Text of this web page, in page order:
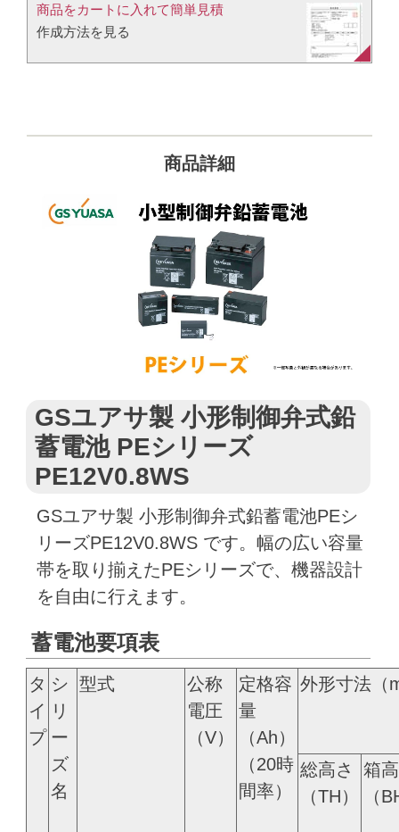
商品をカートに入れて簡単見積​
作成方法を見る​​
商品詳細
GSユアサ製 小形制御弁式鉛
蓄電池 PEシリーズ
PE12V0.8WS
GSユアサ製 小形制御弁式鉛蓄電池PEシ
リーズPE12V0.8WS です。幅の広い容量
帯を取り揃えたPEシリーズで、機器設計
を自由に行えます。
蓄電池要項表
タ
イ
プ
シ
リ
ー
ズ
名
型式
公称
電圧
（V）
定格容
量
（Ah）
（20時
間率）
外形寸法（
総高さ
（TH）
箱
（